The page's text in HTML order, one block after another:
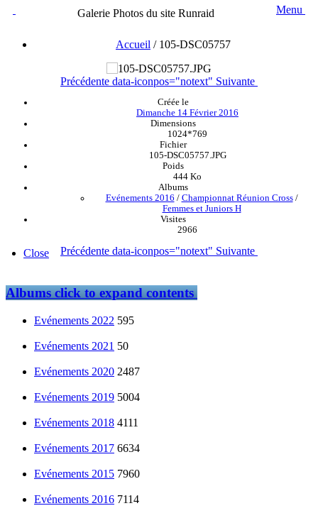
Galerie Photos du site Runraid Menu
Accueil / 105-DSC05757
Précédente data-iconpos="notext" Suivante
Créée le
Dimanche 14 Février 2016
Dimensions
1024*769
Fichier
105-DSC05757.JPG
Poids
444 Ko
Albums
Evénements 2016 / Championnat Réunion Cross/
Femmes et Juniors H
Visites
2966
Précédente data-iconpos="notext" Suivante
Close
Albumsclick to expand contents
Evénements 2022 595
Evénements 2021 50
Evénements 2020 2487
Evénements 2019 5004
Evénements 2018 4111
Evénements 2017 6634
Evénements 2015 7960
Evénements 2016 7114